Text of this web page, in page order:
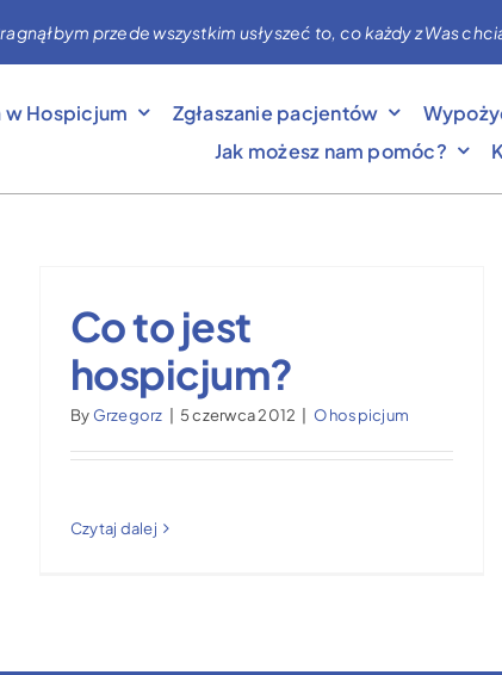
przede wszystkim usłyszeć to, co każdy z Was
w Hospicjum Zgłaszanie pacjentów
Jak możesz nam pomóc?
Co to jest
hospicjum?
By Grzegorz 5 czerwca 2012 O hospicjum
Czytaj dalej